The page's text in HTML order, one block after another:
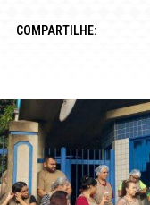
COMPARTILHE: